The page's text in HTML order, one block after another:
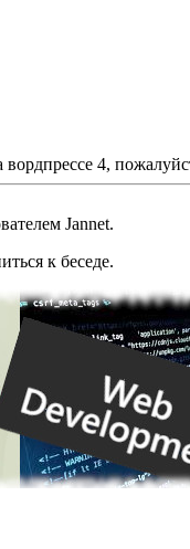
4,
Jannet.
к беседе.